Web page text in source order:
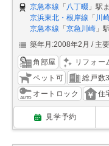
京急本線 「 八丁畷 」駅
京浜東北・根岸線 「 川
京急本線 「 京急川崎 」
築年月:2008年2月
主
角部屋 リフォー
ペット可
総戸数
オートロック
住
見学予約